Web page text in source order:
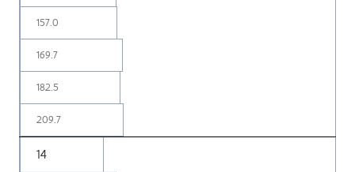
157.0
169.7
182.5
209.7
14